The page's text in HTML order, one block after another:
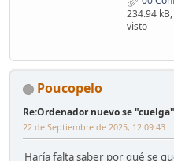
234.94
visto
Poucopelo
Re:Ordenador nuevo se
22 de Septiembre de 2025, 12:09:43
Haría falta saber por qué se